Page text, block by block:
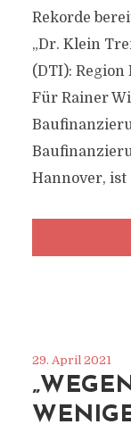
Rekorde
„Dr. Klein
(DTI): Region
Für Rainer
Hannover, ist
29. April 2021